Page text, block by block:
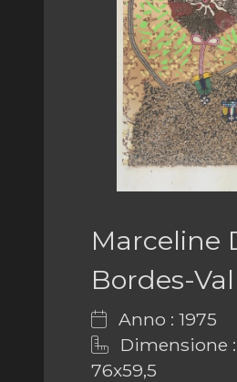
Marceline
Bordes-
Anno : 1975
Dimensione
76x59,5